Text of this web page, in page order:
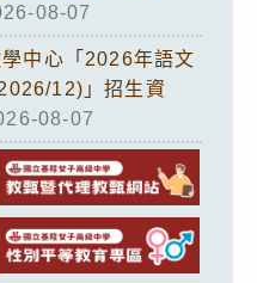
08-07
中心「2026年語文
12)」招生資
08-07